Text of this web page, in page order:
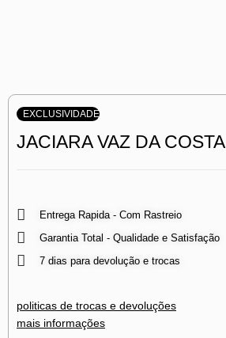
EXCLUSIVIDADE
JACIARA VAZ DA COSTA
Entrega Rapida - Com Rastreio
Garantia Total - Qualidade e Satisfação
7 dias para devolução e trocas
politicas de trocas e devoluções
mais informações